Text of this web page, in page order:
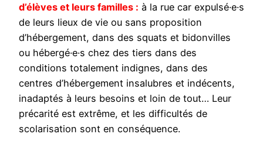
d’élèves et leurs familles : à la rue car expulsé·e·s
de leurs lieux de vie ou sans proposition
d’hébergement, dans des squats et bidonvilles
ou hébergé·e·s chez des tiers dans des
conditions totalement indignes, dans des
centres d’hébergement insalubres et indécents,
inadaptés à leurs besoins et loin de tout… Leur
précarité est extrême, et les difficultés de
scolarisation sont en conséquence.